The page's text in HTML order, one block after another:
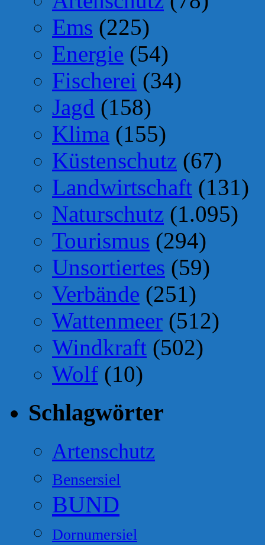
Ems (225)
Energie (54)
Fischerei (34)
Jagd (158)
Klima (155)
Küstenschutz (67)
Landwirtschaft (131)
Naturschutz (1.095)
Tourismus (294)
Unsortiertes (59)
Verbände (251)
Wattenmeer (512)
Windkraft (502)
Wolf (10)
Schlagwörter
Artenschutz
Bensersiel
BUND
Dornumersiel